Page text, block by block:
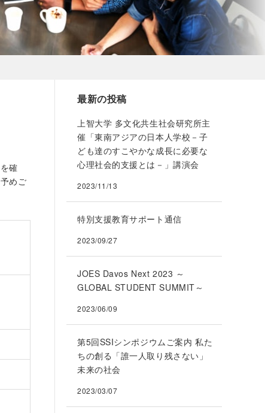
確
めご
最新の投稿
上智大学 多文化共生社会研究所主
催「東南アジアの日本人学校－子
ども達のすこやかな成長に必要な
心理社会的支援とは－」講演会
2023/11/13
特別支援教育サポート通信
2023/09/27
JOES Davos Next 2023 ～
GLOBAL STUDENT SUMMIT～
2023/06/09
第5回SSIシンポジウムご案内 私た
ちの創る「誰一人取り残さない」
未来の社会
2023/03/07